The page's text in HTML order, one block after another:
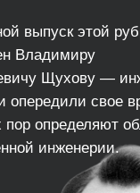
выпуск этой
Владимиру
Щухову —
опередили свое
пор определяют
инженерии.